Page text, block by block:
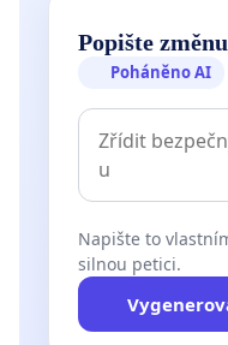
Popište
Poháněno AI
Napište to
silnou petici.